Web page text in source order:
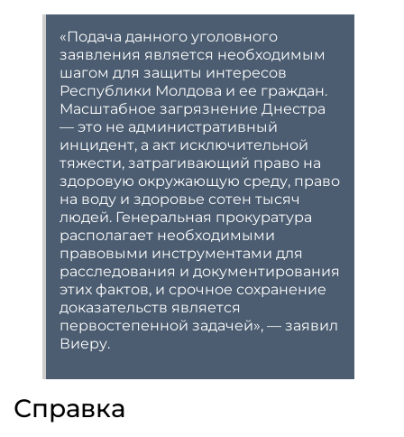
«Подача данного уголовного
заявления является необходимым
шагом для защиты интересов
Республики Молдова и ее граждан.
Масштабное загрязнение Днестра
— это не административный
инцидент, а акт исключительной
тяжести, затрагивающий право на
здоровую окружающую среду, право
на воду и здоровье сотен тысяч
людей. Генеральная прокуратура
располагает необходимыми
правовыми инструментами для
расследования и документирования
этих фактов, и срочное сохранение
доказательств является
первостепенной задачей», — заявил
Виеру.
Справка